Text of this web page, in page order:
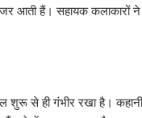
आती हैं। सहायक कलाकारों
शुरू से ही गंभीर रखा है।